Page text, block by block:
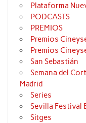
Plataforma
PODCASTS
PREMIOS
Premios
Premios
San Sebastián
Semana del
Madrid
Series
Sevilla Festival
Sitges